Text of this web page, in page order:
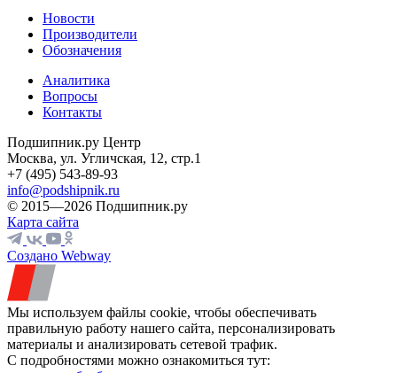
Новости
Производители
Обозначения
Аналитика
Вопросы
Контакты
Подшипник.ру Центр
Москва, ул. Угличская, 12, стр.1
+7 (495) 543-89-93
info@podshipnik.ru
© 2015—2026 Подшипник.ру
Карта сайта
Создано Webway
Мы используем файлы cookie, чтобы обеспечивать
правильную работу нашего сайта, персонализировать
материалы и анализировать сетевой трафик.
С подробностями можно ознакомиться тут: